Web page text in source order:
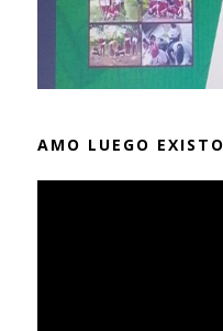
AMO LUEGO EXISTO